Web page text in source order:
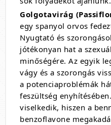
Golgotavirág
egy spanyol orvos
Nyugtató és
jótékonyan hat a
minőségére. Az egyik
vágy és a szorongás
a potenciaproblémák
feszültség
viselkedik, hiszen a
benzoflavone